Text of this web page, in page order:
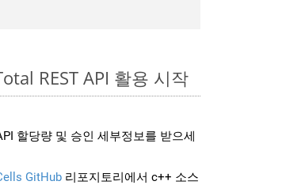
REST API 활용 시작
할당량 및 승인 세부정보를 받으세
GitHub 리포지토리에서 c++ 소스